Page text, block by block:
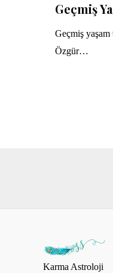
Geçmiş
Geçmiş
Özgür…
Karma Astroloji